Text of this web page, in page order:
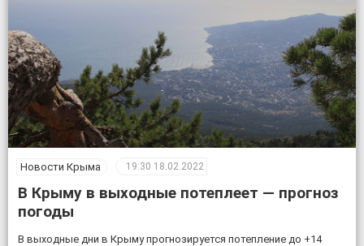
Новости Крыма 19:30 18.02.2022
В Крыму в выходные потеплеет — прогноз
погоды
В выходные дни в Крыму прогнозируется потепление до +14